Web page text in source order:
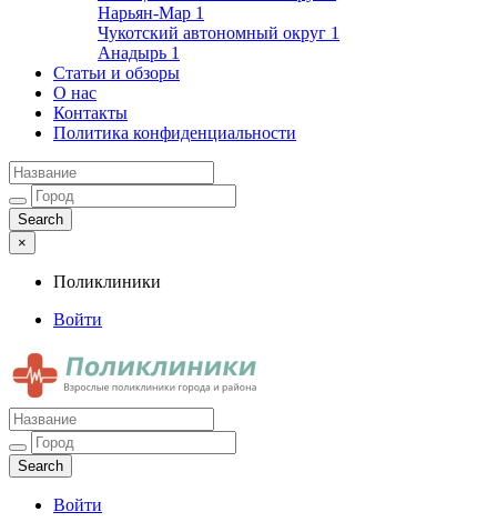
Нарьян-Мар 1
Чукотский автономный округ 1
Анадырь 1
Статьи и обзоры
О нас
Контакты
Политика конфиденциальности
×
Поликлиники
Войти
Поликлиники
Взрослые поликлиники города и района
Войти